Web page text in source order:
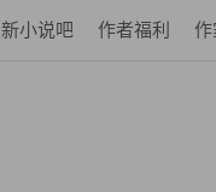
新小说吧 作者福利 作